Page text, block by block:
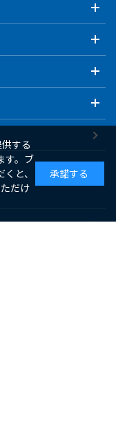
する
す。ブ
と、
だけ
承諾する